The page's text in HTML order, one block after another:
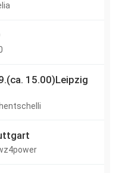
15.00)Leipzig